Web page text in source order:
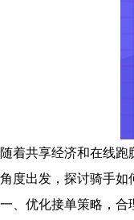
随着共享经济和在线
角度出发，探讨骑手
一、优化接单策略，合